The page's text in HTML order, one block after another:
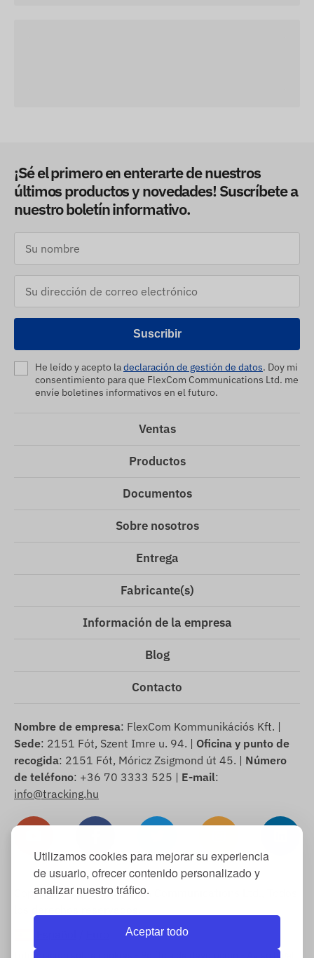
Utilizamos cookies para mejorar su experiencia
de usuario, ofrecer contenido personalizado y
analizar nuestro tráfico.
Aceptar todo
¡Sé el primero en enterarte de nuestros
últimos productos y novedades! Suscríbete a
nuestro boletín informativo.
Suscribir
He leído y acepto ladeclaración de gestión de datos. Doy mi
consentimiento para que FlexCom Communications Ltd. me
envíe boletines informativos en el futuro.
Ventas
Productos
Documentos
Sobre nosotros
Entrega
Fabricante(s)
Información de la empresa
Blog
Contacto
Nombre de empresa: FlexCom Kommunikációs Kft. |
Sede: 2151 Fót, Szent Imre u. 94. | Oficina y punto de
recogida: 2151 Fót, Móricz Zsigmond út 45. | Número
de teléfono: +36 70 3333 525 | E-mail:
info@tracking.hu
Copyright © 2025 FlexCom Communications Ltd., Todos